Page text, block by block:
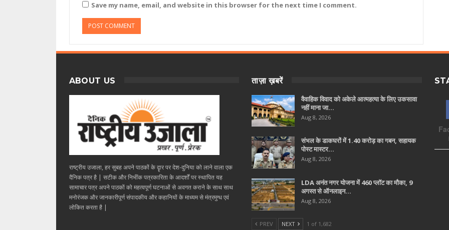
Save my name, email, and website in this browser for the next time I comment.
ABOUT US
राष्ट्रीय उजाला, हर सुबह अपने पाठकों के दॄार पर देश-दुनिया को लाने वाला एक
दैनिक पत्र है | सटीक और निभींक पत्रकारिता के आदर्शों पर स्थापित यह
सामाचार पत्र अपने पाठकों को महत्वपूर्ण घटनाओं से अवगत कराने के साथ साथ
मनोरंजक और जानकारीपूर्ण संपादकीय और कहानियों के माध्यम से मंत्रमुग्ध एवं
लोकित करता है |
ताज़ा ख़बरें
वैवाहिक विवाद को अकेले आत्महत्या के लिए उकसावा
नहीं माना जा…
Aug 8, 2026
संभल के डाकघरों में 1.40 करोड़ का गबन, सहायक
पोस्ट मास्टर…
Aug 8, 2026
LDA अनंत नगर योजना में 460 प्लॉट का मौका, 9
अगस्त से ऑनलाइन…
Aug 8, 2026
PREV NEXT 1 of 1,682